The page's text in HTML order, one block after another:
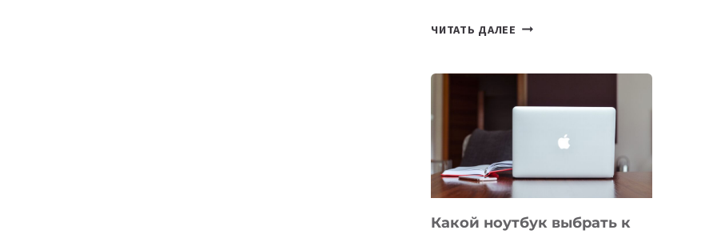
ЧИТАТЬ ДАЛЕЕ 7
КОТОРЫЕ
СОЗДАВАТЬ
БЕЗ
КОДА
Какой ноутбук выбрать к